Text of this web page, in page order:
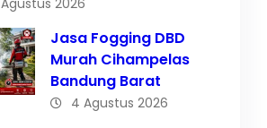
Jasa Fogging DBD
Murah Cihampelas
Bandung Barat
4 Agustus 2026